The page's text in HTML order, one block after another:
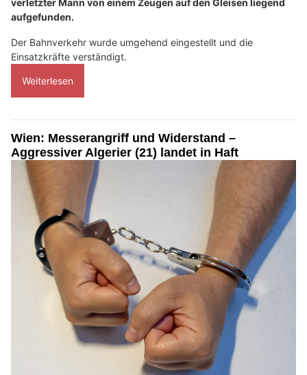
aufgefunden.
Der Bahnverkehr wurde umgehend eingestellt und die
Einsatzkräfte verständigt.
Weiterlesen
Wien: Messerangriff und Widerstand –
Aggressiver Algerier (21) landet in Haft